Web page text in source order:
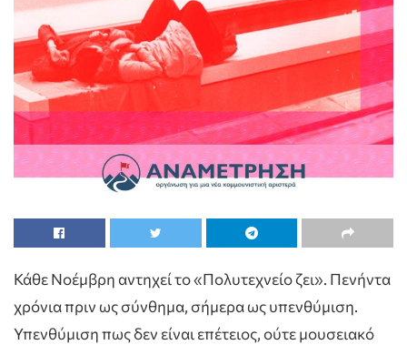
Κάθε Νοέμβρη αντηχεί το «Πολυτεχνείο ζει». Πενήντα
χρόνια πριν ως σύνθημα, σήμερα ως υπενθύμιση.
Υπενθύμιση πως δεν είναι επέτειος, ούτε μουσειακό